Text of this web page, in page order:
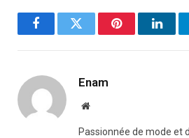
FacebookTwitter Pinterest
Enam
Website
Passionnée de mode et